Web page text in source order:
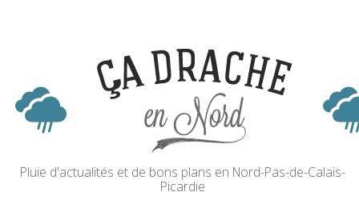
Pluie d'actualités et de bons plans en Nord-Pas-de-Calais-
Picardie